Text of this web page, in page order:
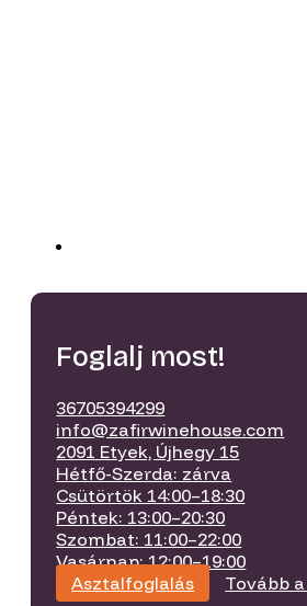
Foglalj most!
36705394299
info@zafirwinehouse.com
2091 Etyek, Újhegy 15
Hétfő-Szerda: zárva
Csütörtök 14:00–18:30
Péntek: 13:00–20:30
Szombat: 11:00–22:00
Vasárnap: 12:00–19:00
Asztalfoglalás
Tovább